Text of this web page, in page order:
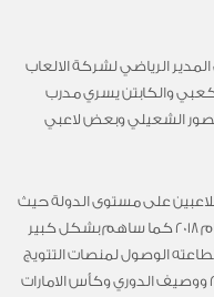
الرياضي لشركة الالعاب
والكابتن يسري مدرب
الشعيلي وبعض لاعبي
33 عام من اميز اللاعبين على مستوى الدولة حيث
حصل على جائزة افضل لاعب محترف في عام 2018 كما ساهم بشكل كبير
الوصول لمنصات التتويج
كما حصل مع الفريق على كأس الامارات 2020 ووصيف الدوري وكأس الامارات